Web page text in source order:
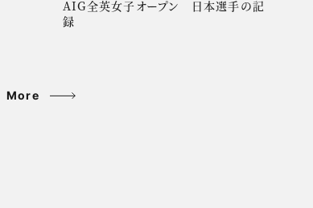
AIG全英女子オープン 日本選手の記
録
More